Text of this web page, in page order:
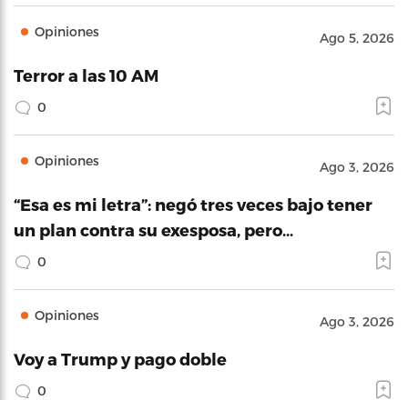
Opiniones Ago 5, 2026
Terror a las 10 AM
0
Opiniones Ago 3, 2026
“Esa es mi letra”: negó tres veces bajo tener
un plan contra su exesposa, pero…
0
Opiniones Ago 3, 2026
Voy a Trump y pago doble
0